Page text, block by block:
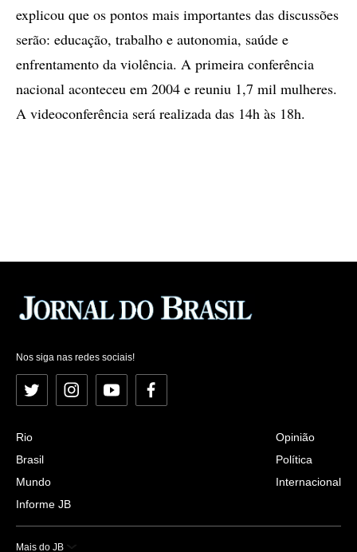
explicou que os pontos mais importantes das discussões
serão: educação, trabalho e autonomia, saúde e
enfrentamento da violência. A primeira conferência
nacional aconteceu em 2004 e reuniu 1,7 mil mulheres.
A videoconferência será realizada das 14h às 18h.
Nos siga nas redes sociais!
Twitter InstagramYouTubeFacebook
Rio
Brasil
Mundo
Informe JB
Opinião
Política
Internacional
Mais do JB